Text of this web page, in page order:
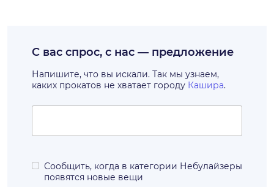
С вас спрос, с нас — предложение
Напишите, что вы искали. Так мы узнаем,
каких прокатов не хватает городу Кашира.
Сообщить, когда в категории Небулайзеры
появятся новые вещи